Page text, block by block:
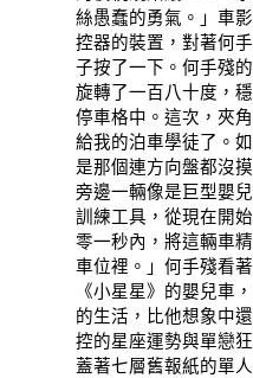
絲愚蠢的勇氣。」車
控器的裝置，對著何
子按了一下。何手殘
旋轉了一百八十度，
停車格中。這次，夾
給我的泊車學徒了。
是那個連方向盤都沒
旁邊一輛像是巨型嬰
訓練工具，從現在開
零一秒內，將這輛車
車位裡。」何手殘看
《小星星》的嬰兒車
的生活，比他想象中
控的星座運勢與單戀
蓋著七層舊報紙的單